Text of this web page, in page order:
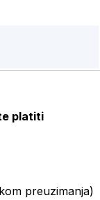
platiti
preuzimanja)